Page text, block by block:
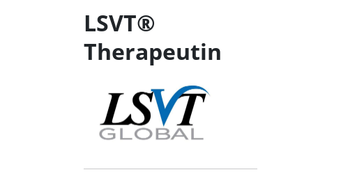
LSVT®
Therapeutin